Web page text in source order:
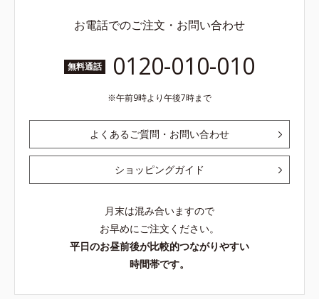
お電話でのご注文・お問い合わせ
無料通話 0120-010-010
午前9時より午後7時まで
よくあるご質問・お問い合わせ
ショッピングガイド
月末は混み合いますので
お早めにご注文ください。
平日のお昼前後が比較的つながりやすい
時間帯です。